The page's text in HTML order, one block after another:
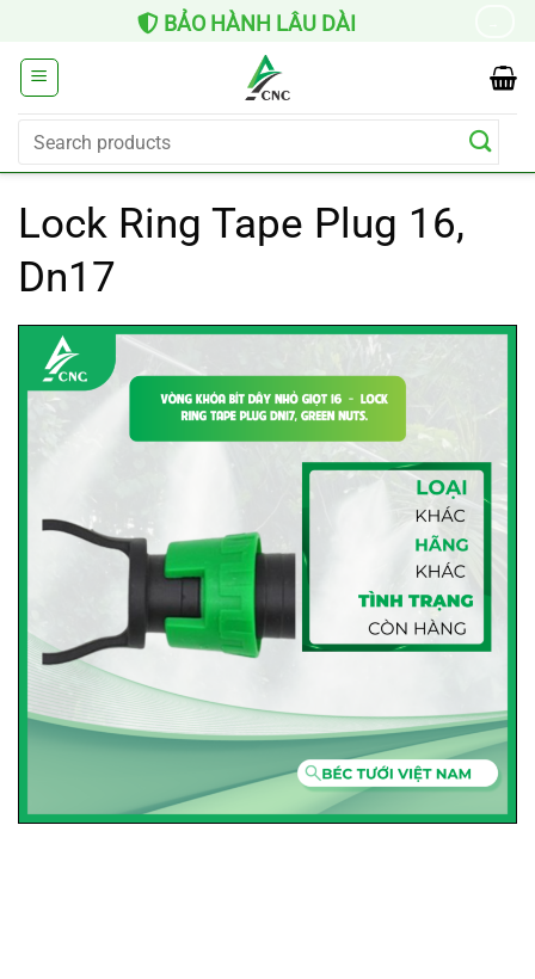
content
HỖ TRỢ LẮP ĐẶT
Search
Lock Ring Tape Plug 16,
Dn17